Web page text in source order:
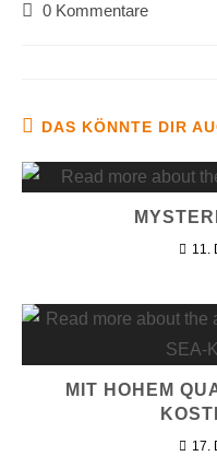
0 Kommentare
DAS KÖNNTE DIR
11.
MIT HOHEM
17.